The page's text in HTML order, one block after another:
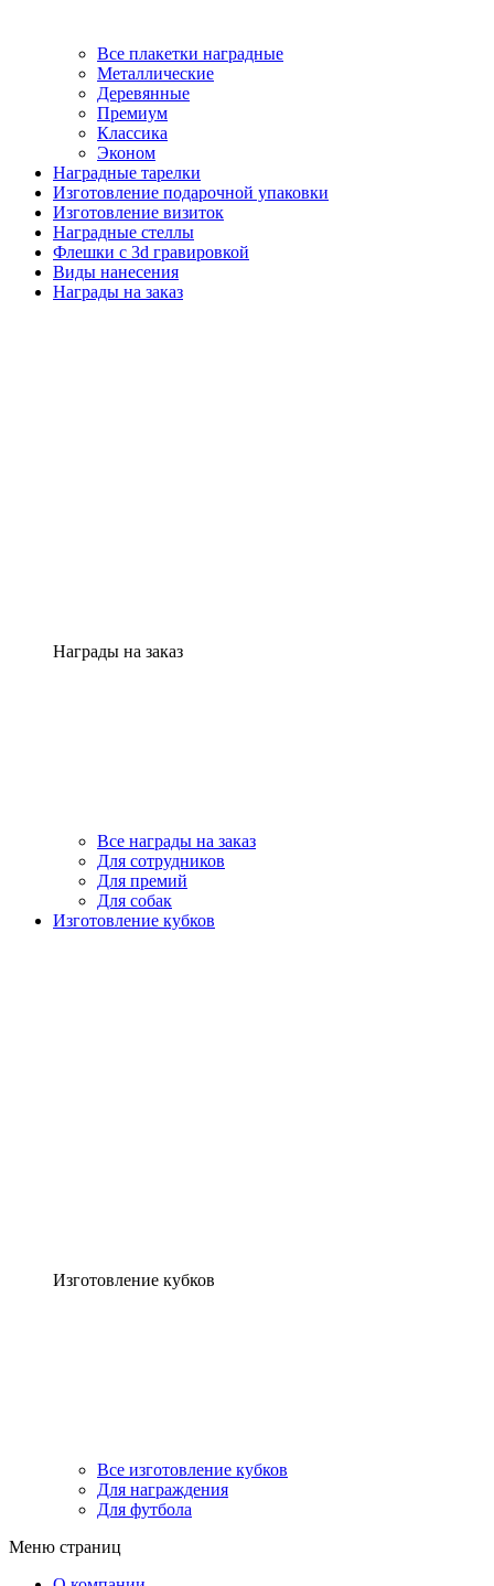
Все плакетки наградные
Металлические
Деревянные
Премиум
Классика
Эконом
Наградные тарелки
Изготовление подарочной упаковки
Изготовление визиток
Наградные стеллы
Флешки с 3d гравировкой
Виды нанесения
Награды на заказ
Награды на заказ
Все награды на заказ
Для сотрудников
Для премий
Для собак
Изготовление кубков
Изготовление кубков
Все изготовление кубков
Для награждения
Для футбола
Меню страниц